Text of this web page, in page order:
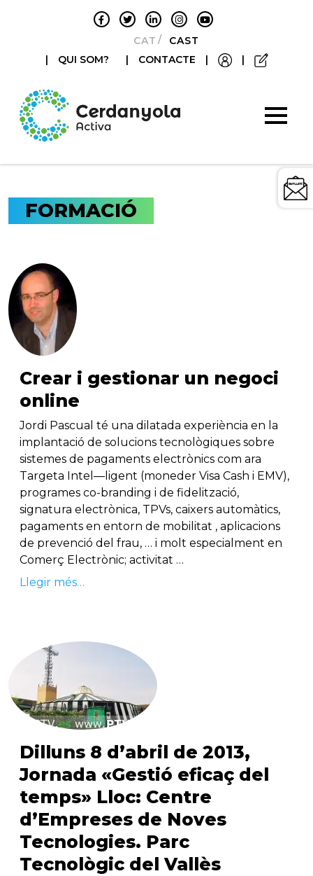
CATALÀCASTELLANO
|
QUI SOM? | CONTACTE | |
FORMACIÓ
Crear i gestionar un negoci
online
Jordi Pascual té una dilatada experiència en la
implantació de solucions tecnològiques sobre
sistemes de pagaments electrònics com ara
Targeta Intel—ligent (moneder Visa Cash i EMV),
programes co-branding i de fidelització,
signatura electrònica, TPVs, caixers automàtics,
pagaments en entorn de mobilitat , aplicacions
de prevenció del frau, … i molt especialment en
Comerç Electrònic; activitat …
Llegir més…
Dilluns 8 d’abril de 2013,
Jornada «Gestió eficaç del
temps» Lloc: Centre
d’Empreses de Noves
Tecnologies. Parc
Tecnològic del Vallès